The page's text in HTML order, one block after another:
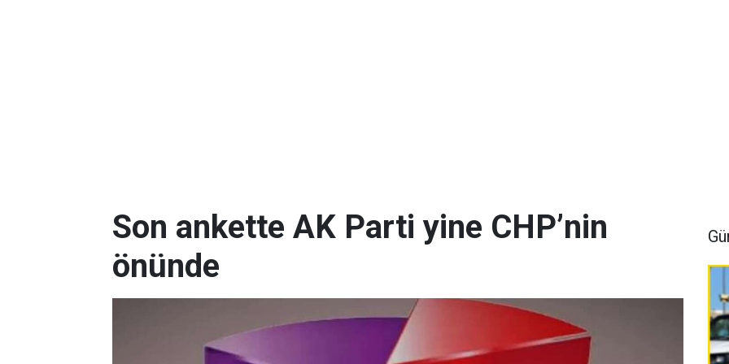
Son ankette AK Parti yine CHP’nin
önünde